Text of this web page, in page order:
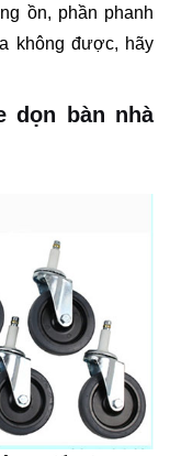
ồn, phần phanh
không được, hãy
dọn bàn nhà